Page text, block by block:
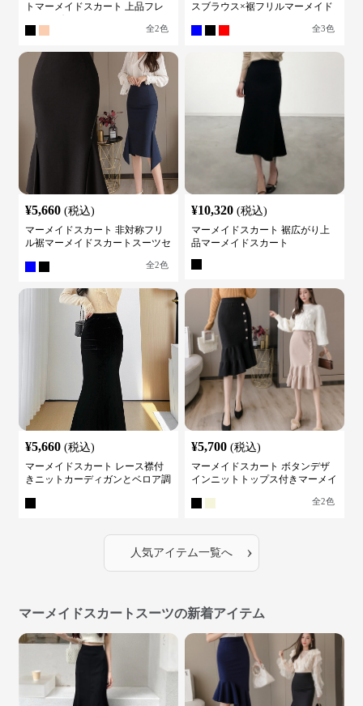
トマーメイドスカート 上品フレ
全2色
スブラウス×裾フリルマーメイド
全3色
¥5,660 (税込)
マーメイドスカート 非対称フリ
ル裾マーメイドスカートスーツセ
全2色
¥10,320 (税込)
マーメイドスカート 裾広がり上
品マーメイドスカート
¥5,660 (税込)
マーメイドスカート レース襟付
きニットカーディガンとベロア調
¥5,700 (税込)
マーメイドスカート ボタンデザ
インニットトップス付きマーメイ
全2色
人気アイテム一覧へ ›
マーメイドスカートスーツの新着アイテム